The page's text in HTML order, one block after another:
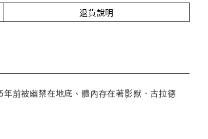
退貨說明
前被幽禁在地底、體內存在著影獸．古拉德